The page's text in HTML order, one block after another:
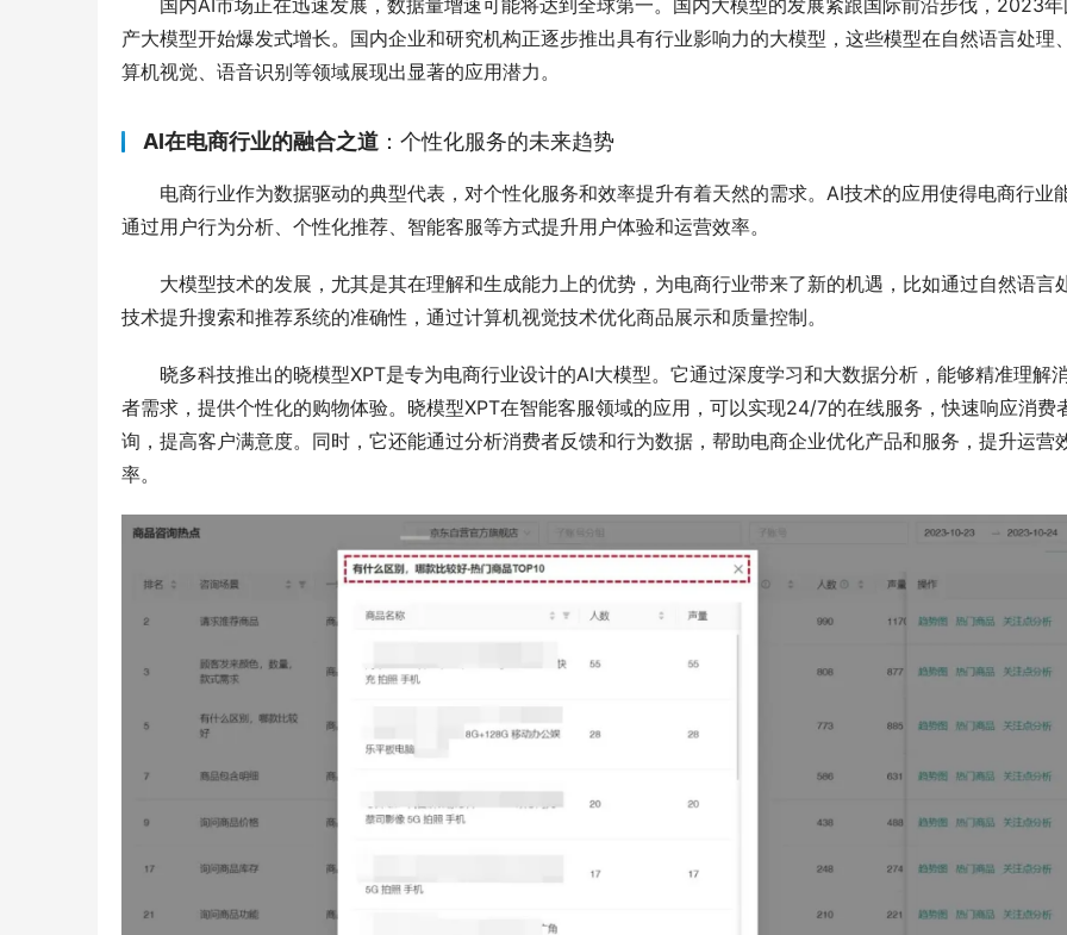
国内AI市场正在迅速发展，数据量增速可能将达到全球第一。国内大模型的发展紧跟国际前沿步伐，2023
产大模型开始爆发式增长。国内企业和研究机构正逐步推出具有行业影响力的大模型，这些模型在自然语言处理
算机视觉、语音识别等领域展现出显著的应用潜力。
AI在电商行业的融合之道 ：个性化服务的未来趋势
电商行业作为数据驱动的典型代表，对个性化服务和效率提升有着天然的需求。AI技术的应用使得电商行业
通过用户行为分析、个性化推荐、智能客服等方式提升用户体验和运营效率。
大模型技术的发展，尤其是其在理解和生成能力上的优势，为电商行业带来了新的机遇，比如通过自然语言
技术提升搜索和推荐系统的准确性，通过计算机视觉技术优化商品展示和质量控制。
晓多科技推出的晓模型XPT是专为电商行业设计的AI大模型。它通过深度学习和大数据分析，能够精准理解
者需求，提供个性化的购物体验。晓模型XPT在智能客服领域的应用，可以实现24/7的在线服务，快速响应消费
询，提高客户满意度。同时，它还能通过分析消费者反馈和行为数据，帮助电商企业优化产品和服务，提升运营
率。